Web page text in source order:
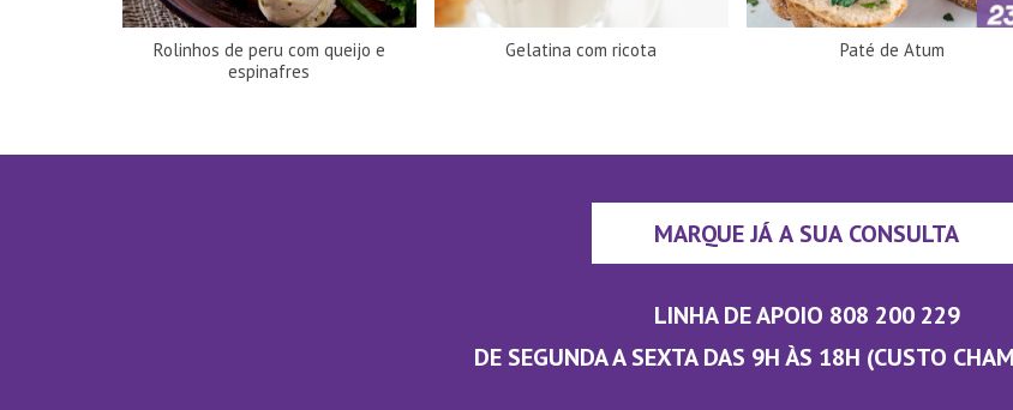
Rolinhos de peru com queijo e
espinafres
Gelatina com ricota Paté de Atum
MARQUE JÁ A SUA CONSULTA
LINHA DE APOIO 808 200 229
DE SEGUNDA A SEXTA DAS 9H ÀS 18H (CUSTO